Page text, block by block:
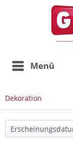
Menü
Dekoration